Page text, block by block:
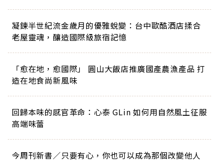
凝鍊半世紀流金歲月的優雅蛻變：台中歐酷酒店揉合
老屋靈魂，釀造國際級旅宿記憶
「愈在地，愈國際」 圓山大飯店推廣國產農漁產品 打
造在地食尚新風味
回歸本味的感官革命：心泰 GLin 如何用自然風土征服
高端味蕾
今周刊新書／只要有心，你也可以成為那個改變他人